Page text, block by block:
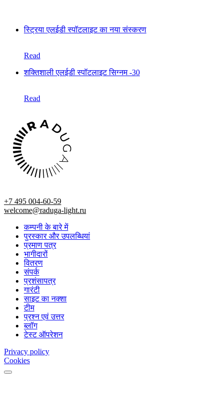
स्ट्रिया एलईडी स्पॉटलाइट का नया संस्करण
Read
शक्तिशाली एलईडी स्पॉटलाइट सिग्नम -30
Read
+7 495 004-60-59
welcome@raduga-light.ru
कम्पनी के बारे में
पुरस्कार और उपलब्धियां
प्रमाण पत्र
भागीदारों
वितरण
संपर्क
प्रशंसापत्र
गारंटी
साइट का नक्शा
टीम
प्रश्न एवं उत्तर
ब्लॉग
टेस्ट ऑपरेशन
Privacy policy
Cookies